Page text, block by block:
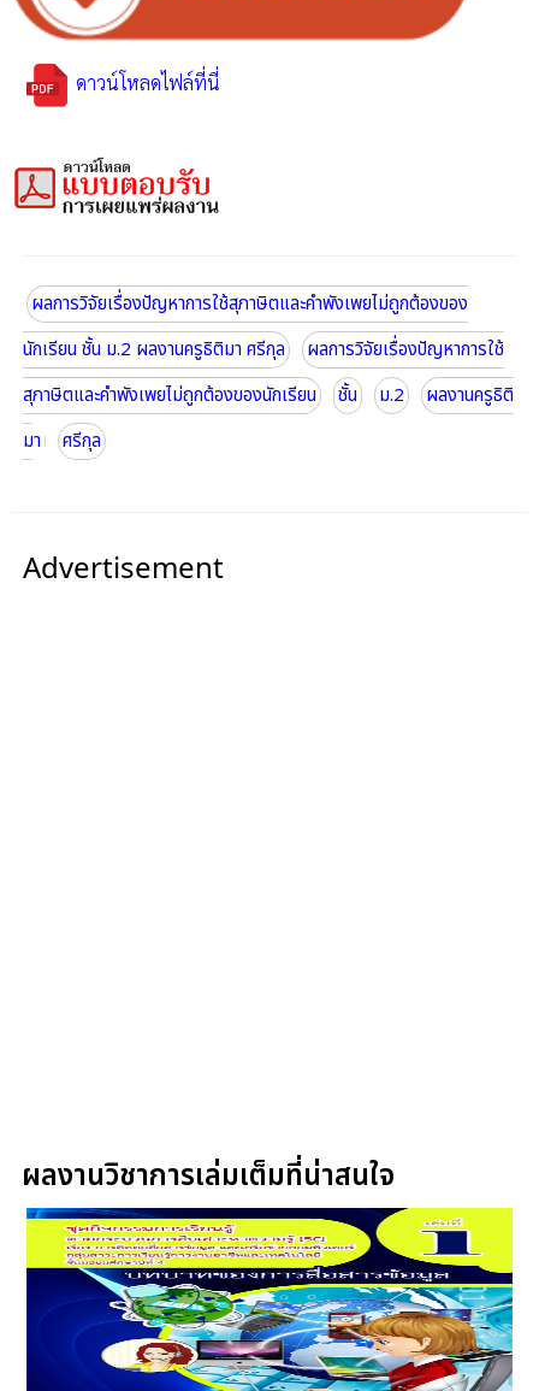
ดาวน์โหลดไฟล์ที่นี่
ผลการวิจัยเรื่องปัญหาการใช้สุภาษิตและคำพังเพยไม่ถูกต้องของ
นักเรียน ชั้น ม.2 ผลงานครูธิติมา ศรีกุล
ผลการวิจัยเรื่องปัญหาการใช้
สุภาษิตและคำพังเพยไม่ถูกต้องของนักเรียน
ชั้น ม.2
ผลงานครูธิติ
มา
ศรีกุล
Advertisement
ผลงานวิชาการเล่มเต็มที่น่าสนใจ